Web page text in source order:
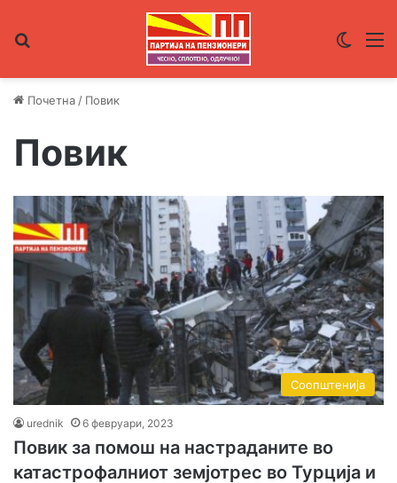
Почетна / Повик
Повик
Соопштенија
urednik 6 февруари, 2023
Повик за помош на настраданите во
катастрофалниот земјотрес во Турција и